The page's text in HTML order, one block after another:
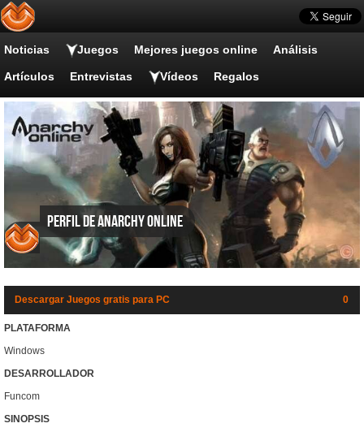
Noticias Juegos Mejores juegos online Análisis
Artículos Entrevistas Vídeos Regalos
Perfil de Anarchy Online
Descargar Juegos gratis para PC 0
PLATAFORMA
Windows
DESARROLLADOR
Funcom
SINOPSIS